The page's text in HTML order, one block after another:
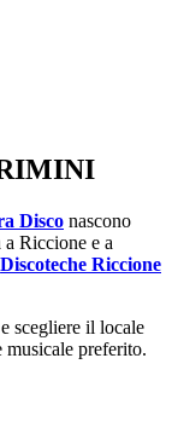
Disco nascono
Riccione e a
Discoteche Riccione
scegliere il locale
musicale preferito.